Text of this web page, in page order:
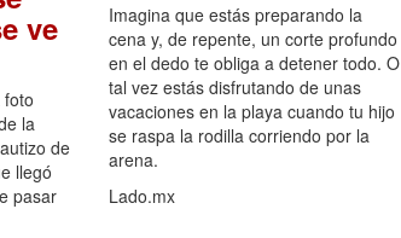
ve
la
de
llegó
pasar
Imagina que estás preparando la
cena y, de repente, un corte profundo
en el dedo te obliga a detener todo. O
tal vez estás disfrutando de unas
vacaciones en la playa cuando tu hijo
se raspa la rodilla corriendo por la
arena.
Lado.mx